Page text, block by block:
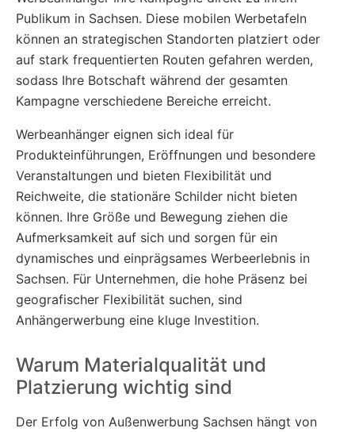
Publikum in Sachsen. Diese mobilen Werbetafeln
können an strategischen Standorten platziert oder
auf stark frequentierten Routen gefahren werden,
sodass Ihre Botschaft während der gesamten
Kampagne verschiedene Bereiche erreicht.
Werbeanhänger eignen sich ideal für
Produkteinführungen, Eröffnungen und besondere
Veranstaltungen und bieten Flexibilität und
Reichweite, die stationäre Schilder nicht bieten
können. Ihre Größe und Bewegung ziehen die
Aufmerksamkeit auf sich und sorgen für ein
dynamisches und einprägsames Werbeerlebnis in
Sachsen. Für Unternehmen, die hohe Präsenz bei
geografischer Flexibilität suchen, sind
Anhängerwerbung eine kluge Investition.
Warum Materialqualität und
Platzierung wichtig sind
Der Erfolg von Außenwerbung Sachsen hängt von